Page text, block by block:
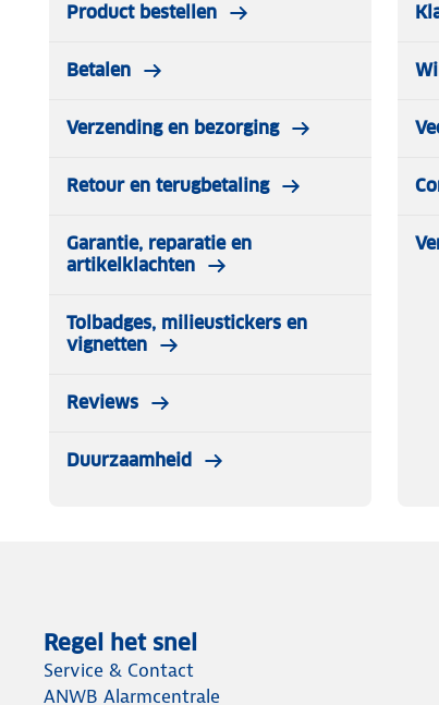
Product bestellen
Betalen
Verzending en bezorging
Retour en terugbetaling
Garantie, reparatie en
artikelklachten
Tolbadges, milieustickers en
vignetten
Reviews
Duurzaamheid
Regel het snel
Service & Contact
ANWB Alarmcentrale